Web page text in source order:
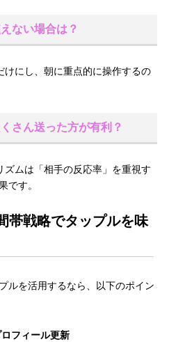
ない場合は？
けにし、朝に重点的に操作するの
さん送った方が有利？
ズムは「相手の反応率」を重視す
です。
帯戦略でタップルを味
ルを活用するなら、以下のポイン
フィール更新